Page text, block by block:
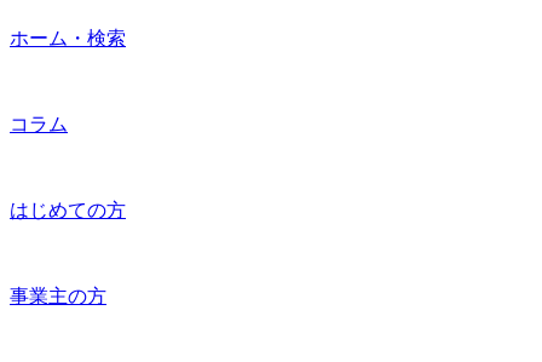
ホーム・検索
コラム
はじめての方
事業主の方